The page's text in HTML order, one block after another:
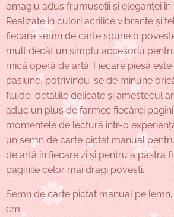
omagiu adus frumuseții și eleganței în
Realizate in culori acrilice vibrante și
fiecare semn de carte spune o
mult decât un simplu accesoriu
mică operă de artă. Fiecare piesă
pasiune, potrivindu-se de minune
fluide, detaliile delicate și amestecul
aduc un plus de farmec fiecărei
momentele de lectură într-o
un semn de carte pictat manual
de artă în fiecare zi și pentru a păstra
paginile celor mai dragi povești.
Semn de carte pictat manual pe lemn,
cm